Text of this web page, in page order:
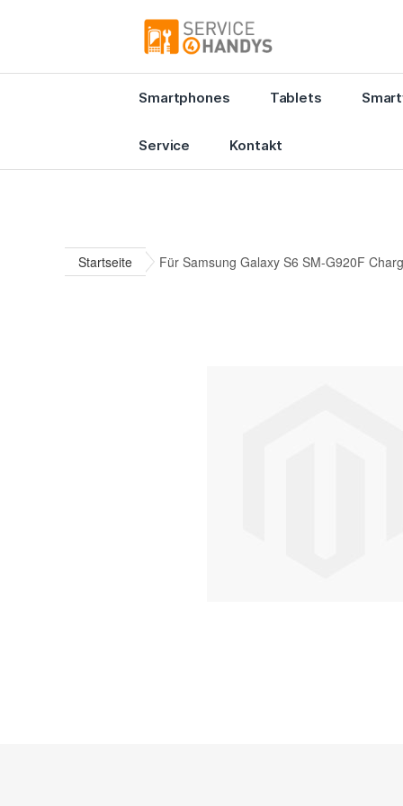
Smartphones Tablets
Service Kontakt
Startseite Für Samsung Galaxy S6 SM-G920F